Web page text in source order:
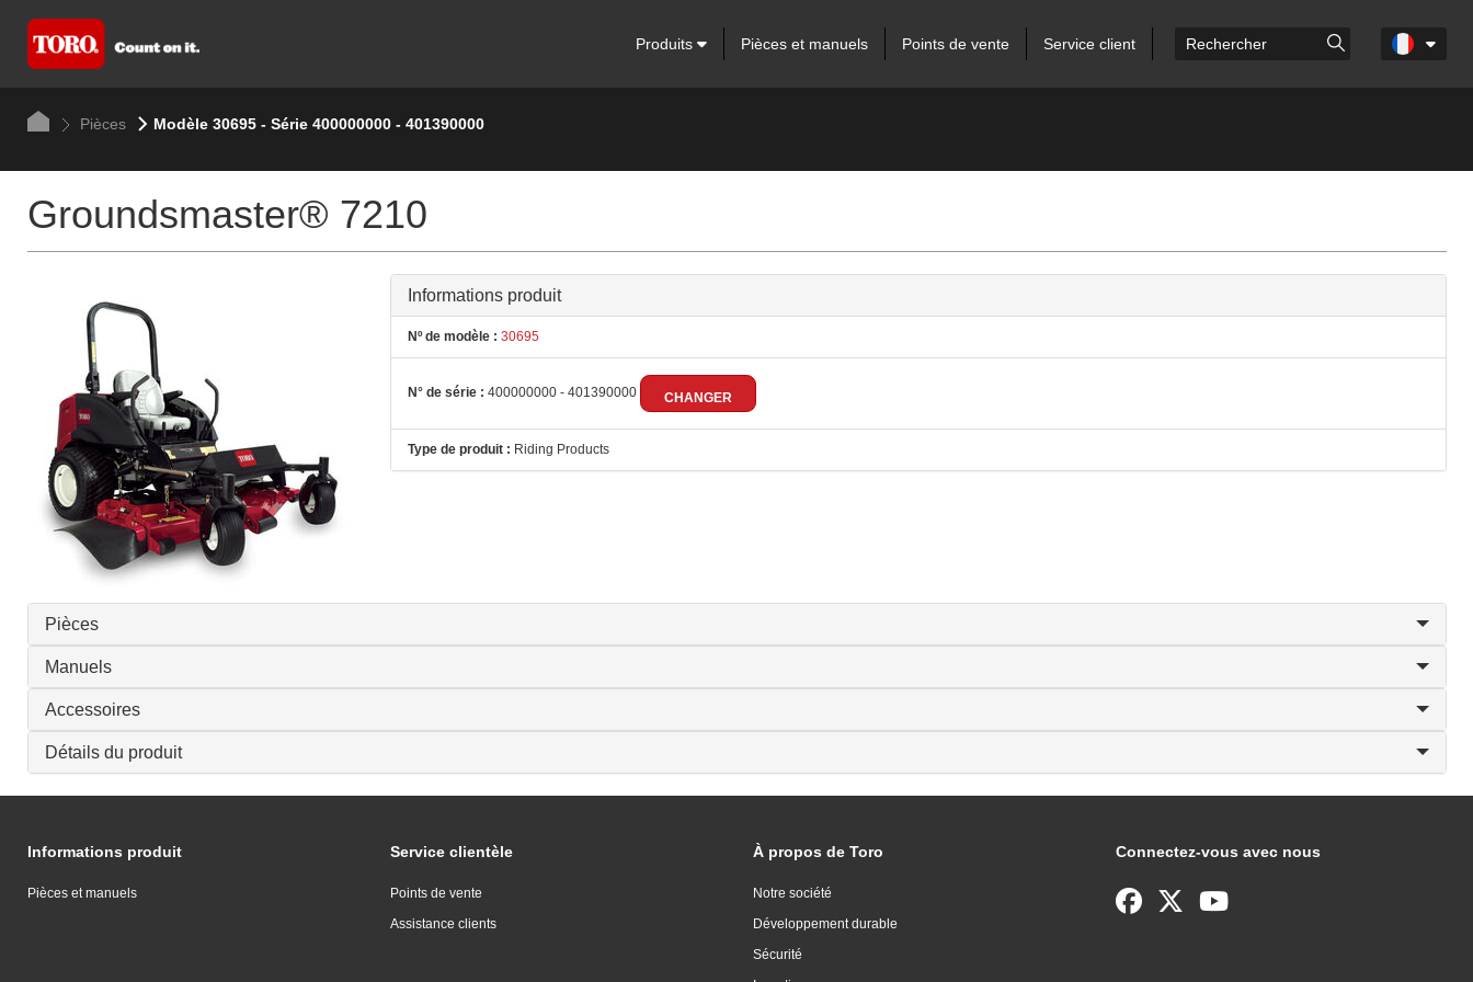
Produits Pièces et manuels Points de vente Service client
Pièces Modèle 30695 - Série 400000000 - 401390000
Groundsmaster® 7210
Informations produit
Nº de modèle : 30695
N° de série : 400000000 - 401390000 CHANGER
Type de produit : Riding Products
Pièces
Manuels
Accessoires
Détails du produit
Informations produit
Pièces et manuels
Service clientèle
Points de vente
Assistance clients
À propos de Toro
Notre société
Développement durable
Sécurité
Connectez-vous avec nous